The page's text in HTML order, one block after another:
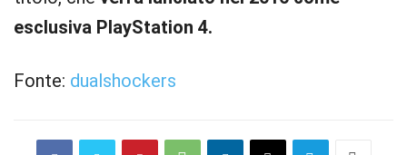
esclusiva PlayStation 4.
Fonte: dualshockers